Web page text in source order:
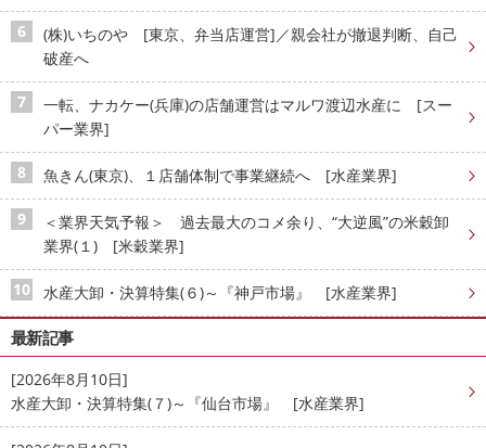
(株)いちのや [東京、弁当店運営]／親会社が撤退判断、自己
破産へ
一転、ナカケー(兵庫)の店舗運営はマルワ渡辺水産に [スー
パー業界]
魚きん(東京)、１店舗体制で事業継続へ [水産業界]
＜業界天気予報＞ 過去最大のコメ余り、“大逆風”の米穀卸
業界(１) [米穀業界]
水産大卸・決算特集(６)～『神戸市場』 [水産業界]
最新記事
[2026年8月10日]
水産大卸・決算特集(７)～『仙台市場』 [水産業界]